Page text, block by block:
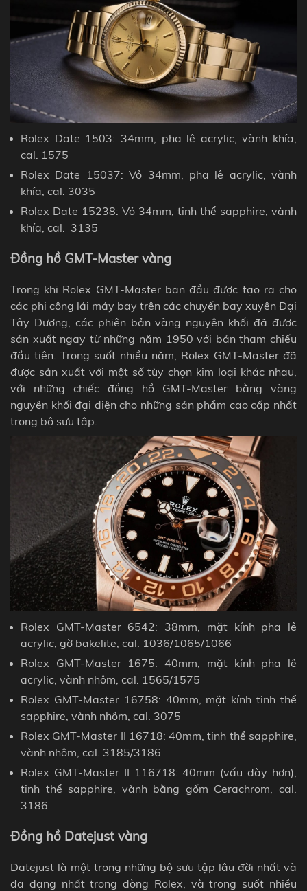
Rolex Date 1503: 34mm, pha lê acrylic, vành khía,
cal. 1575
Rolex Date 15037: Vỏ 34mm, pha lê acrylic, vành
khía , cal. 3035
Rolex Date 15238: Vỏ 34mm, tinh thể sapphire, vành
khía , cal. 3135
Đồng hồ GMT-Master vàng
Trong khi Rolex GMT-Master ban đầu được tạo ra cho
các phi công lái máy bay trên các chuyến bay xuyên Đại
Tây Dương, các phiên bản vàng nguyên khối đã được
sản xuất ngay từ những năm 1950 với bản tham chiếu
đầu tiên. Trong suốt nhiều năm, Rolex GMT-Master đã
được sản xuất với một số tùy chọn kim loại khác nhau,
với những chiếc đồng hồ GMT-Master bằng vàng
nguyên khối đại diện cho những sản phẩm cao cấp nhất
trong bộ sưu tập.
Rolex GMT-Master 6542: 38mm, mặt kính pha lê
acrylic, gờ bakelite, cal. 1036/1065/1066
Rolex GMT-Master 1675: 40mm, mặt kính pha lê
acrylic, vành nhôm, cal. 1565/1575
Rolex GMT-Master 16758: 40mm, mặt kínhtinh thể
sapphire, vành nhôm, cal. 3075
Rolex GMT-Master II 16718: 40mm, tinh thể sapphire,
vành nhôm, cal. 3185/3186
Rolex GMT-Master II 116718: 40mm (vấu dày hơn),
tinh thể sapphire, vành bằng gốm Cerachrom, cal.
3186
Đồng hồ Datejust vàng
Datejust là một trong những bộ sưu tập lâu đời nhất và
đa dạng nhất trong dòng Rolex, và trong suốt nhiều